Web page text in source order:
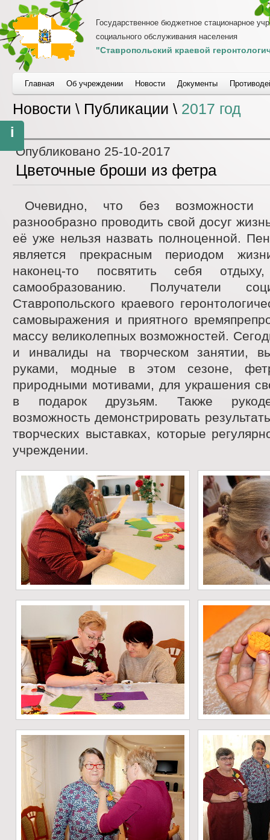
Государственное бюджетное стационарное
социального обслуживания населения
"Ставропольский краевой
i
Главная Об учреждении Новости Документы
Новости \ Публикации \ 2017 год
Опубликовано 25-10-2017
Цветочные броши из фетра
Очевидно, что без возможности
разнообразно проводить свой досуг
её уже нельзя назвать полноценной.
является прекрасным периодом
наконец-то посвятить себя
самообразованию. Получатели
Ставропольского краевого
самовыражения и приятного
массу великолепных возможностей.
и инвалиды на творческом занятии,
руками, модные в этом сезоне,
природными мотивами, для украшения
в подарок друзьям. Также
возможность демонстрировать
творческих выставках, которые
учреждении.